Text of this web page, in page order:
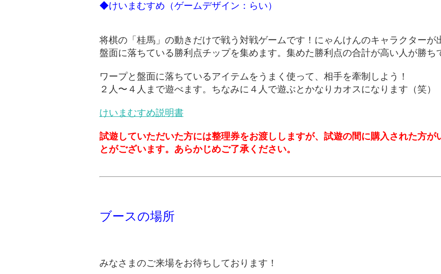
◆けいまむすめ（ゲームデザイン：らい）
将棋の「桂馬」の動きだけで戦う対戦ゲームです！にゃんけんのキャラクターが
盤面に落ちている勝利点チップを集めます。集めた勝利点の合計が高い人が勝ち
ワープと盤面に落ちているアイテムをうまく使って、相手を牽制しよう！
２人〜４人まで遊べます。ちなみに４人で遊ぶとかなりカオスになります（笑）
けいまむすめ説明書
試遊していただいた方には整理券をお渡ししますが、試遊の間に購入された方が
とがございます。あらかじめご了承ください。
ブースの場所
みなさまのご来場をお待ちしております！